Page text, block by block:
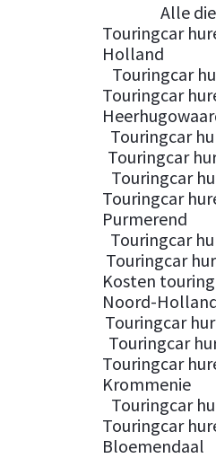
Alle
Touringcar
Holland
Touringcar
Touringcar
Touringcar
Touringcar
Touringcar
Touringcar
Purmerend
Touringcar
Touringcar
Kosten
Noord-
Touringcar
Touringcar
Touringcar
Krommenie
Touringcar
Touringcar
Bloemendaal